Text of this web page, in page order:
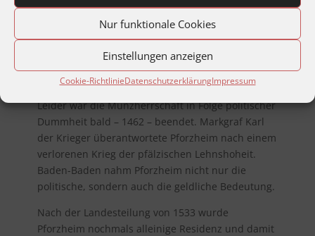
Nur funktionale Cookies
Einstellungen anzeigen
Cookie-RichtlinieDatenschutzerklärungImpressum
vorgestreckt und sich damit die Anwartschaft auf
kleiner Pforzheimer Fugger also, den niemand
kennt.
Leider war die Münzherrschaft in Folge politischer
Dummheit bald – 1462 – beendet. Markgraf Karl
der Krieger überantwortete Pforzheim nach einem
verlorenen Krieg der pfälzischen Lehnshoheit.
Baden-Baden nahm Pforzheim nicht nur die
politische, sondern auch die geldliche Bedeutung.
Nach der Landesteilung von 1533 wurde
Pforzheim nochmals alleinige Residenz und damit